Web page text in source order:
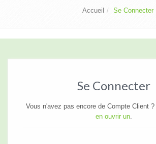
Accueil Se Connecter
Se Connecter
Vous n'avez pas encore de Compte Client ?
en ouvrir un.